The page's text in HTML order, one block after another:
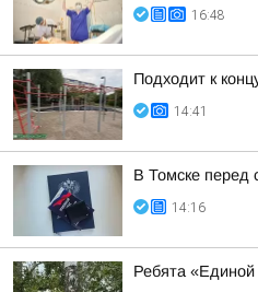
16:48
Подходит к
14:41
В Томске перед
14:16
Ребята